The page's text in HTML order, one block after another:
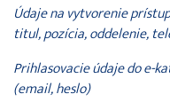
Údaje na vytvorenie
titul, pozícia, oddelenie,
Prihlasovacie údaje do e-
(email, heslo)